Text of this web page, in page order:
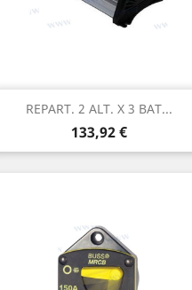
REPART. 2 ALT. X 3 BAT...
Prix
133,92 €
Aperçu rapide